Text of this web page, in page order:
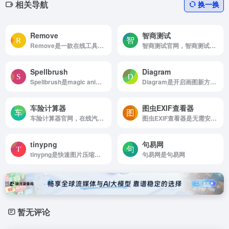
相关导航 换一换
Remove
Remove是一款在线工具，专门用于自动去除图片背景
智商测试
智商测试官网，智商测试的当前版本采用了国内广泛主流的版本，一共32道题，其中最后2到智商测试题为附件的。智商测试仅仅是测试分析能力，逻辑能力等，并不能说这套智商测试题是全面的，本套智商测试题在医疗行业也颇为常用
Spellbrush
Spellbrush是magic anime pictures魔幻动漫图片
Diagram
Diagram是开启画图新方式，用AI帮你尽显创意
车险计算器
车险计算器官网，在线汽车保险计算器，免费为您计算汽车的保险费用，其中项目包含交强险，责任险，损失险等等保险项目。
图虫EXIF查看器
图虫EXIF查看器是无需安装软件，只需上传照片即可查看完整EXIF信息。
tinypng
tinypng是快速图片压缩工具
句易网
句易网是句易网
暂无评论